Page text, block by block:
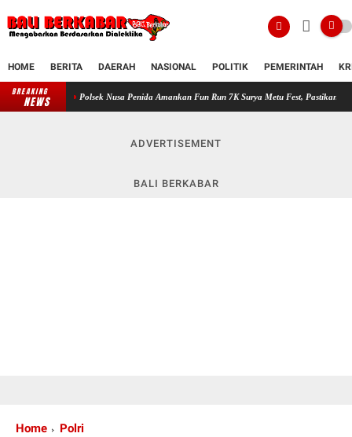
HOME BERITA DAERAH NASIONAL POLITIK PEMERINTAH
BREAKING
NEWS
Polsek Nusa Penida Amankan Fun Run 7K Surya Metu Fest, Pastikan Kegiatan Berjalan
ADVERTISEMENT
BALI BERKABAR
Home Polri